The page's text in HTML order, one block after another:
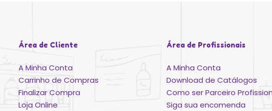
Área de Cliente
A Minha Conta
Carrinho de Compras
Finalizar Compra
Loja Online
Área de Profissionais
A Minha Conta
Download de Catálogos
Como ser Parceiro
Siga sua encomenda